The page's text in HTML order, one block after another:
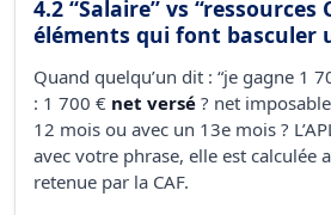
4.2 “Salaire” vs “ressources
éléments qui font basculer
Quand quelqu’un dit : “je gagne 1
: 1 700 € net versé ? net
12 mois ou avec un 13e mois ?
avec votre phrase, elle est calculée
retenue par la CAF.